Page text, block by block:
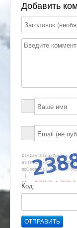
Добавить
Код:
ОТПРАВИТЬ